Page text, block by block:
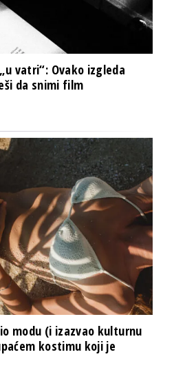
vatri“: Ovako izgleda
da snimi film
modu (i izazvao kulturnu
kostimu koji je